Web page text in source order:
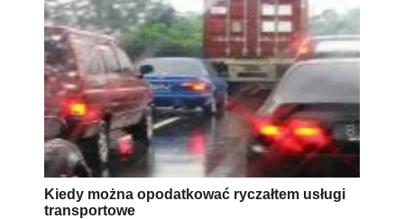
Kiedy można opodatkować ryczałtem usługi
transportowe